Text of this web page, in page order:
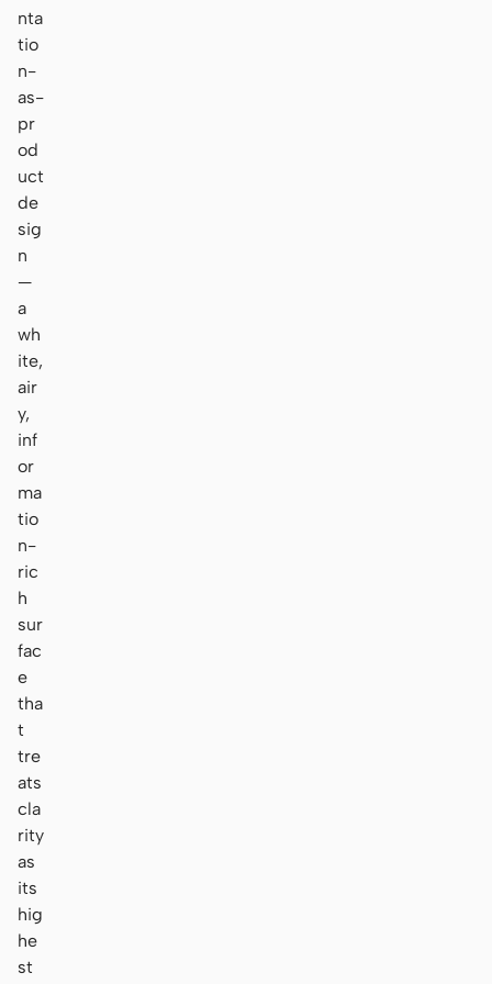
nta
tio
n-
as-
pr
od
uct
de
sig
n
—
a
wh
ite,
air
y,
inf
or
ma
tio
n-
ric
h
sur
fac
e
tha
t
tre
ats
cla
rity
as
its
hig
he
st